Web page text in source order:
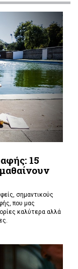
15
σημαντικούς
που μας
καλύτερα αλλά